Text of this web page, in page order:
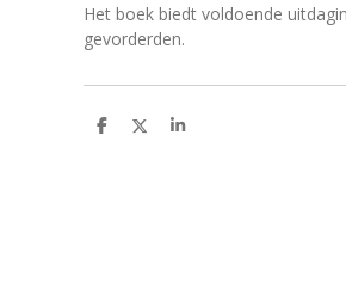
Het boek biedt voldoende
gevorderden.
D
D
S